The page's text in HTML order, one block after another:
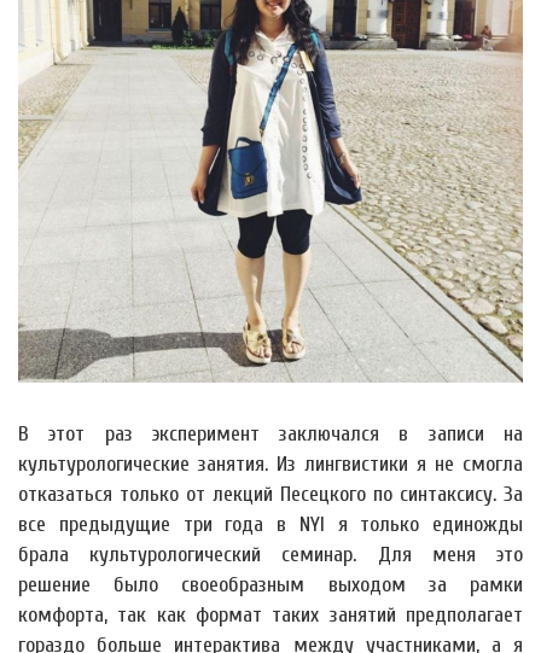
В этот раз эксперимент заключался в записи на
культурологические занятия. Из лингвистики я не смогла
отказаться только от лекций Песецкого по синтаксису. За
все предыдущие три года в NYI я только единожды
брала культурологический семинар. Для меня это
решение было своеобразным выходом за рамки
комфорта, так как формат таких занятий предполагает
гораздо больше интерактива между участниками, а я